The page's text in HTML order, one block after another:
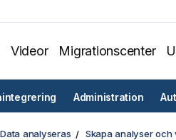
Videor Migrationscenter
Administration
Data analyseras Skapa analyser och